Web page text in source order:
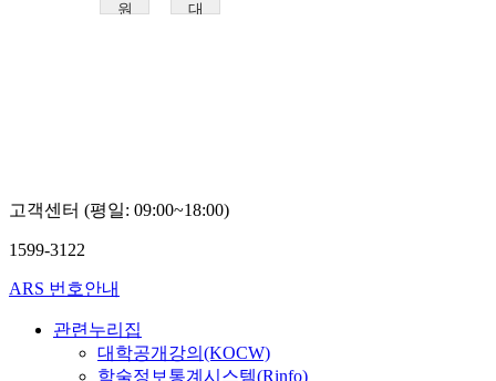
원
대
희
고객센터 (평일: 09:00~18:00)
1599-3122
ARS 번호안내
관련누리집
대학공개강의(KOCW)
학술정보통계시스템(Rinfo)